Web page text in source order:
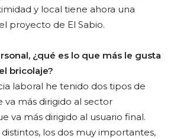
y local tiene ahora una
proyecto de El Sabio.
¿qué es lo que más le gusta
bricolaje?
laboral he tenido dos tipos de
va más dirigido al sector
va más dirigido al usuario final.
los dos muy importantes,